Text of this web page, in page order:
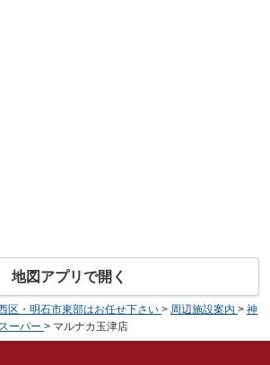
地図アプリで開く
区・明石市東部はお任せ下さい > 周辺施設案内 > 神
ーパー > マルナカ玉津店